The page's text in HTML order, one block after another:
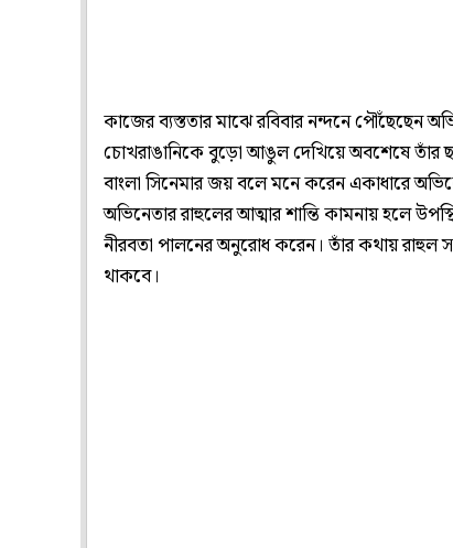
কাজের ব্যস্ততার মাঝে রবিবার নন্দনে পৌঁছেছেন
চোখরাঙানিকে বুড়ো আঙুল দেখিয়ে অবশেষে তাঁর
বাংলা সিনেমার জয় বলে মনে করেন একাধারে
অভিনেতার রাহুলের আত্মার শান্তি কামনায় হলে
নীরবতা পালনের অনুরোধ করেন। তাঁর কথায়
থাকবে।